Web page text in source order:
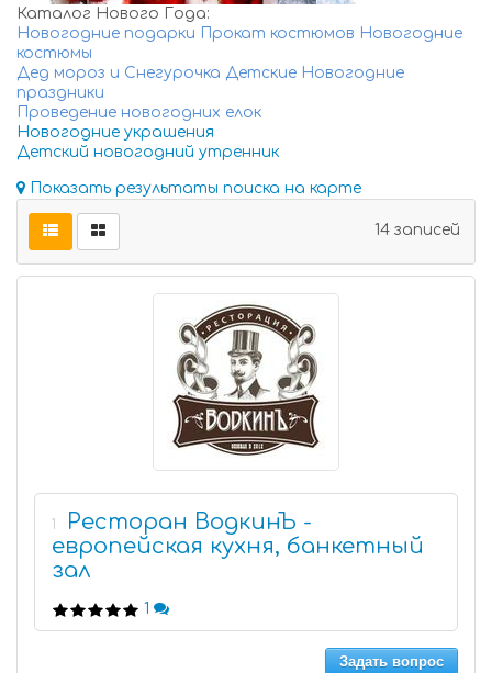
Каталог Нового Года:
Новогодние подарки
Прокат костюмов Новогодние
костюмы
Дед мороз и Снегурочка Детские Новогодние
праздники
Проведение новогодних елок
Новогодние украшения
Детский новогодний утренник
Показать результаты поиска на карте
14 записей
1
Ресторан ВодкинЪ -
европейская кухня, банкетный
зал
1
Задать вопрос